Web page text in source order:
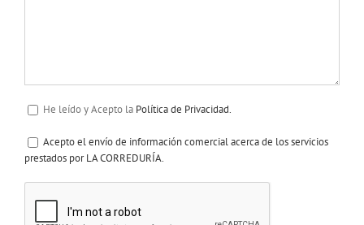
He leído y Acepto la Política de Privacidad.
Acepto el envío de información comercial acerca de los servicios
prestados por LA CORREDURÍA.